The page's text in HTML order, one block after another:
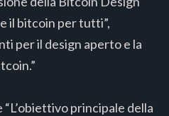
il bitcoin per tutti”,
per il design aperto e la
“L’obiettivo principale della